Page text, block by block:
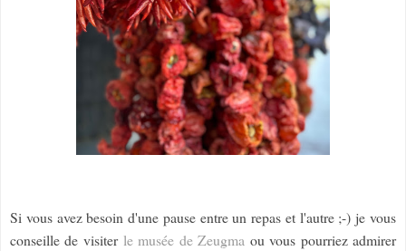
Si vous avez besoin d'une pause entre un repas et l'autre ;-) je vous
conseille de visiter le musée de Zeugma ou vous pourriez admirer